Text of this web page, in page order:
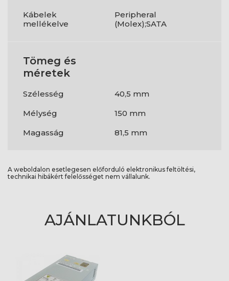
Kábelek
mellékelve
Peripheral
(Molex);SATA
Tömeg és
méretek
Szélesség
40,5 mm
Mélység
150 mm
Magasság
81,5 mm
A weboldalon esetlegesen előforduló elektronikus feltöltési,
technikai hibákért felelősséget nem vállalunk.
AJÁNLATUNKBÓL